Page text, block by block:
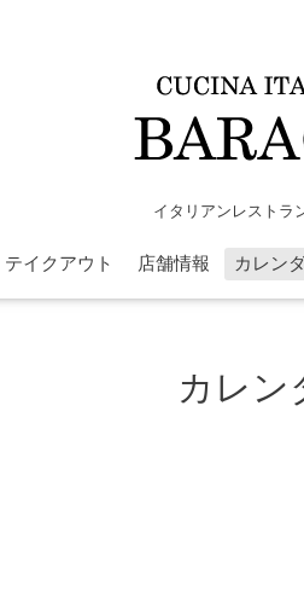
イタリアンレスト
テイクアウト 店舗情報 カレン
カレン